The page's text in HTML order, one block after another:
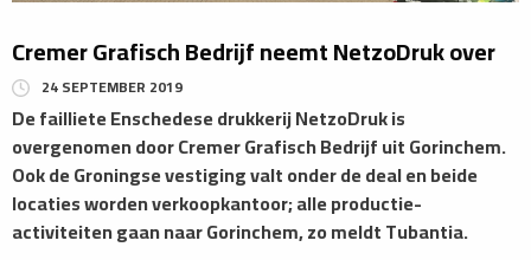
Cremer Grafisch Bedrijf neemt NetzoDruk over
24 SEPTEMBER 2019
De failliete Enschedese drukkerij NetzoDruk is
overgenomen door Cremer Grafisch Bedrijf uit Gorinchem.
Ook de Groningse vestiging valt onder de deal en beide
locaties worden verkoopkantoor; alle productie-
activiteiten gaan naar Gorinchem, zo meldt Tubantia.